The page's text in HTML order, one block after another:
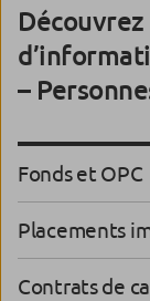
–
Fonds et OPC
Placements
Contrats de